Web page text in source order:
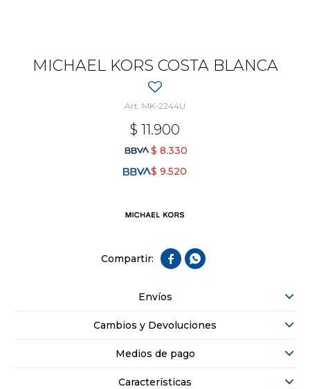
MICHAEL KORS COSTA BLANCA
MK-2244U
$ 11.900
$ 8.330
$ 9.520
 
Envíos
Cambios y Devoluciones
Medios de pago
Características